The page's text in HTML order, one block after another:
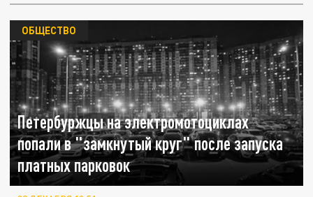
Петербуржцы на электромотоциклах
попали в "замкнутый круг" после запуска
платных парковок
ОБЩЕСТВО